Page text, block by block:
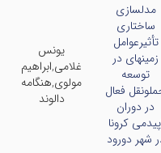
مدلسازی
ساختاری
تأثیرعوامل
زمینهای در
توسعه
فعال
در دوران
کرونا
شهر دورود
یونس
غلامی,ابراهیم
مولوی,هنگامه
دالوند